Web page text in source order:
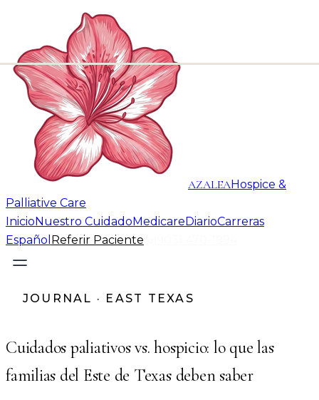
AZALEAHospice &
Palliative Care
InicioNuestro CuidadoMedicareDiarioCarreras
Español Referir Paciente
JOURNAL · EAST TEXAS
Cuidados paliativos vs. hospicio: lo que las
familias del Este de Texas deben saber